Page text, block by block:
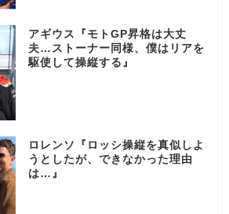
アギウス『モトGP昇格は大丈
夫…ストーナー同様、僕はリアを
駆使して操縦する』
ロレンソ『ロッシ操縦を真似しよ
うとしたが、できなかった理由
は…』